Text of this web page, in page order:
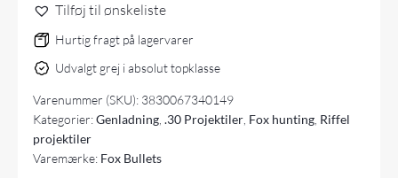
.30
-
165
gr
-
stk
antal
Tilføj til ønskeliste
Hurtig fragt på lagervarer
Udvalgt grej i absolut topklasse
Varenummer (SKU): 3830067340149
Kategorier:Genladning ,.30 Projektiler Fox hunting Riffel
projektiler
Varemærke: Fox Bullets